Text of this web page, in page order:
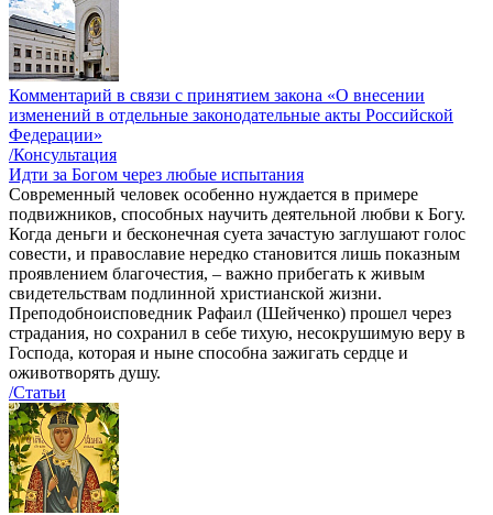
Комментарий в связи с принятием закона «О внесении
изменений в отдельные законодательные акты Российской
Федерации»
/Консультация
Идти за Богом через любые испытания
Современный человек особенно нуждается в примере
подвижников, способных научить деятельной любви к Богу.
Когда деньги и бесконечная суета зачастую заглушают голос
совести, и православие нередко становится лишь показным
проявлением благочестия, – важно прибегать к живым
свидетельствам подлинной христианской жизни.
Преподобноисповедник Рафаил (Шейченко) прошел через
страдания, но сохранил в себе тихую, несокрушимую веру в
Господа, которая и ныне способна зажигать сердце и
оживотворять душу.
/Статьи